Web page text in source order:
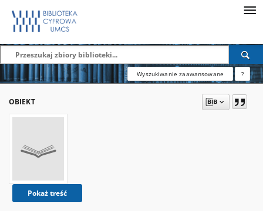
Wyszukiwanie zaawansowane ?
OBIEKT
Pokaż treść